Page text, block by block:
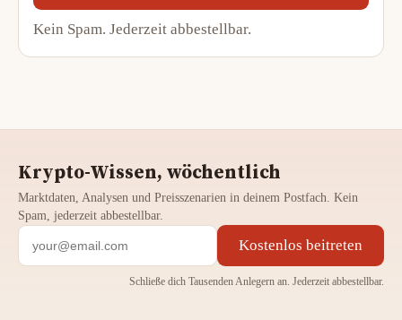
Kein Spam. Jederzeit abbestellbar.
Krypto-Wissen, wöchentlich
Marktdaten, Analysen und Preisszenarien in deinem Postfach. Kein
Spam, jederzeit abbestellbar.
Kostenlos beitreten
Schließe dich Tausenden Anlegern an. Jederzeit abbestellbar.